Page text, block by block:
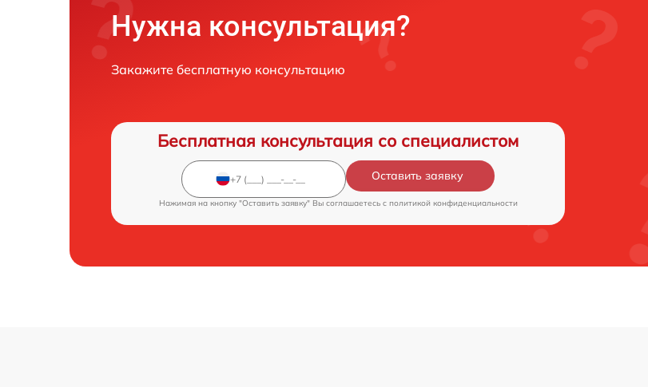
Нужна консультация?
Закажите бесплатную консультацию
Бесплатная консультация со специалистом
Оставить заявку
Нажимая на кнопку "Оставить заявку" Вы соглашаетесь c политикой конфиденциальности